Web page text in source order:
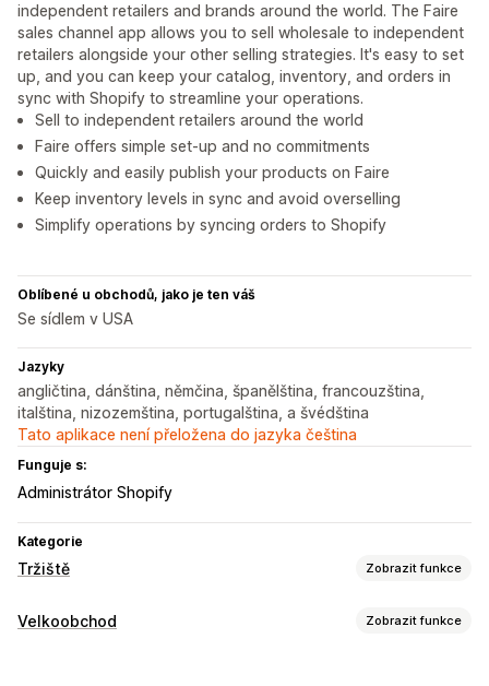
independent retailers and brands around the world. The Faire
sales channel app allows you to sell wholesale to independent
retailers alongside your other selling strategies. It's easy to set
up, and you can keep your catalog, inventory, and orders in
sync with Shopify to streamline your operations.
Sell to independent retailers around the world
Faire offers simple set-up and no commitments
Quickly and easily publish your products on Faire
Keep inventory levels in sync and avoid overselling
Simplify operations by syncing orders to Shopify
Oblíbené u obchodů, jako je ten váš
Se sídlem v USA
Jazyky
angličtina, dánština, němčina, španělština, francouzština,
italština, nizozemština, portugalština, a švédština
Tato aplikace není přeložena do jazyka čeština
Funguje s:
Administrátor Shopify
Kategorie
Tržiště Zobrazit funkce
Správa listingů
Velkoobchod Zobrazit funkce